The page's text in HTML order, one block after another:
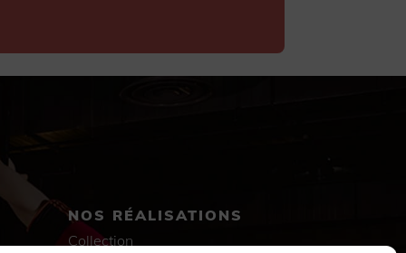
NOS RÉALISATIONS
Collection